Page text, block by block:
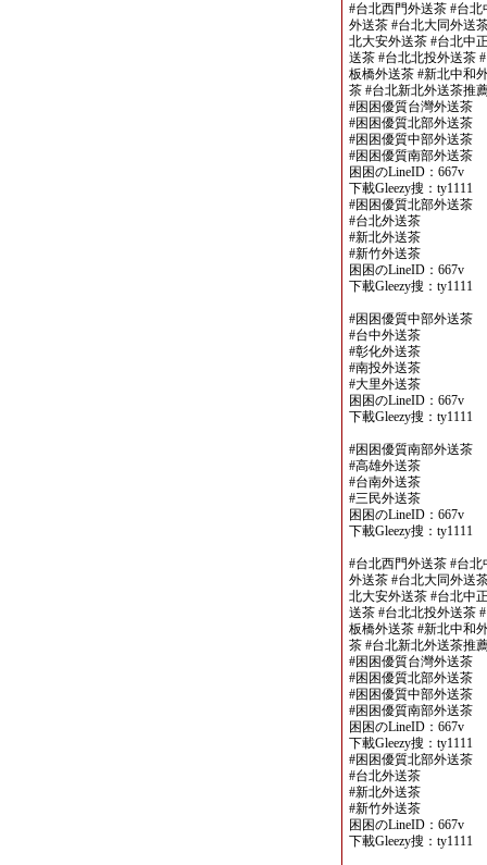
#台北西門外送茶 #台
外送茶 #台北大同外送
北大安外送茶 #台北中
送茶 #台北北投外送茶
板橋外送茶 #新北中和
茶 #台北新北外送茶推
#困困優質台灣外送茶
#困困優質北部外送茶
#困困優質中部外送茶
#困困優質南部外送茶
困困のLineID：667v
下載Gleezy搜：ty1111
#困困優質北部外送茶
#台北外送茶
#新北外送茶
#新竹外送茶
困困のLineID：667v
下載Gleezy搜：ty1111
#困困優質中部外送茶
#台中外送茶
#彰化外送茶
#南投外送茶
#大里外送茶
困困のLineID：667v
下載Gleezy搜：ty1111
#困困優質南部外送茶
#高雄外送茶
#台南外送茶
#三民外送茶
困困のLineID：667v
下載Gleezy搜：ty1111
#台北西門外送茶 #台
外送茶 #台北大同外送
北大安外送茶 #台北中
送茶 #台北北投外送茶
板橋外送茶 #新北中和
茶 #台北新北外送茶推
#困困優質台灣外送茶
#困困優質北部外送茶
#困困優質中部外送茶
#困困優質南部外送茶
困困のLineID：667v
下載Gleezy搜：ty1111
#困困優質北部外送茶
#台北外送茶
#新北外送茶
#新竹外送茶
困困のLineID：667v
下載Gleezy搜：ty1111